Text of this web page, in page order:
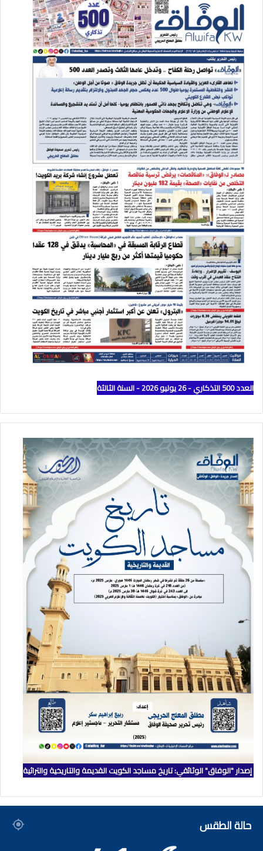
العدد 500 التذكاري - 26 يوليو 2026 - السنة الثالثة
إصدار "الوفاق" الوثائقي: تاريخ مساجد الكويت القديمة والتاريخية والتراثية
حالة الطقس